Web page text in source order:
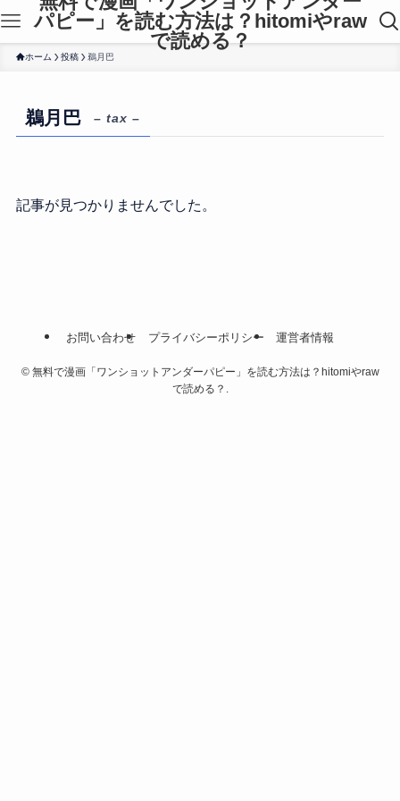
パピー」を読む方法は？hitomiやraw
で読める？
ホーム 投稿 鵜月巴
鵜月巴 – tax –
記事が見つかりませんでした。
お問い合わせ プライバシーポリシー 運営者情報
©無料で漫画「ワンショットアンダーパピー」を読む方法は？hitomiやraw
で読める？.